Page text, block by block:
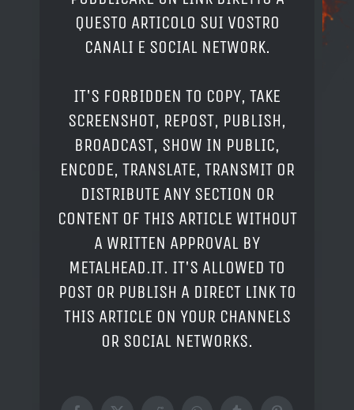
QUESTO ARTICOLO SUI VOSTRO
CANALI E SOCIAL NETWORK.
IT'S FORBIDDEN TO COPY, TAKE
SCREENSHOT, REPOST, PUBLISH,
BROADCAST, SHOW IN PUBLIC,
ENCODE, TRANSLATE, TRANSMIT OR
DISTRIBUTE ANY SECTION OR
CONTENT OF THIS ARTICLE WITHOUT
A WRITTEN APPROVAL BY
METALHEAD.IT. IT'S ALLOWED TO
POST OR PUBLISH A DIRECT LINK TO
THIS ARTICLE ON YOUR CHANNELS
OR SOCIAL NETWORKS.